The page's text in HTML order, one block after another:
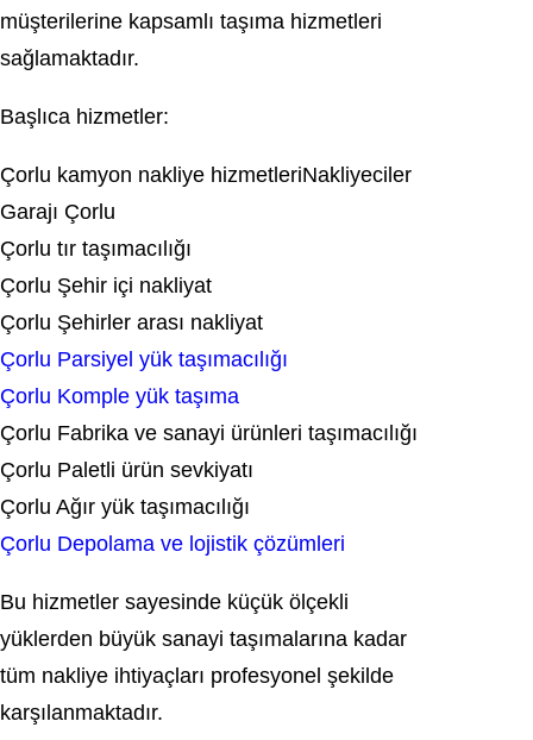
müşterilerine kapsamlı taşıma hizmetleri
sağlamaktadır.
Başlıca hizmetler:
Çorlu kamyon nakliye hizmetleriNakliyeciler
Garajı Çorlu
Çorlu tır taşımacılığı
Çorlu Şehir içi nakliyat
Çorlu Şehirler arası nakliyat
Çorlu Parsiyel yük taşımacılığı
Çorlu Komple yük taşıma
Çorlu Fabrika ve sanayi ürünleri taşımacılığı
Çorlu Paletli ürün sevkiyatı
Çorlu Ağır yük taşımacılığı
Çorlu Depolama ve lojistik çözümleri
Bu hizmetler sayesinde küçük ölçekli
yüklerden büyük sanayi taşımalarına kadar
tüm nakliye ihtiyaçları profesyonel şekilde
karşılanmaktadır.